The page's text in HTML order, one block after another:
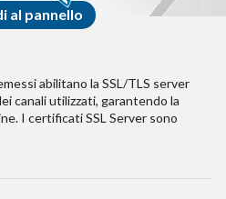
al pannello
abilitano la SSL/TLS server
canali utilizzati, garantendo la
I certificati SSL Server sono